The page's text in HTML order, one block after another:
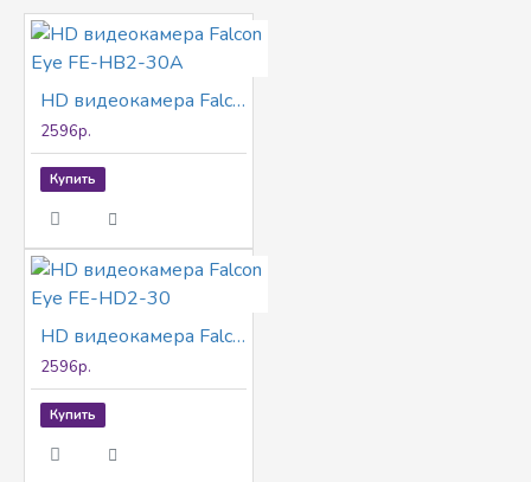
HD видеокамера Falcon Eye FE-HB2-30A
2596р.
Купить
HD видеокамера Falcon Eye FE-HD2-30
2596р.
Купить